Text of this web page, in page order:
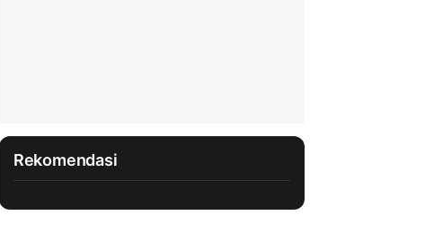
Rekomendasi